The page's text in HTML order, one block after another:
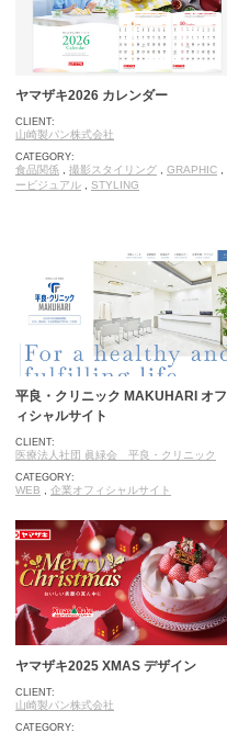
ヤマザキ2026 カレンダー
CLIENT:
山崎製パン株式会社
CATEGORY:
食品関係 撮影スタイリング GRAPHIC
ービジュアル
STYLING
平良・クリニック MAKUHARI オフ
ィシャルサイト
CLIENT:
医療法人社団 眞緑会 平良・クリニック
CATEGORY:
WEB 企業オフィシャルサイト
ヤマザキ2025 XMAS デザイン
CLIENT:
山崎製パン株式会社
CATEGORY: